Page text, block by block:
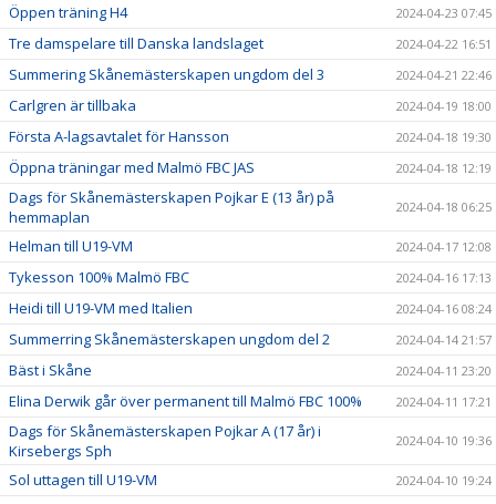
Öppen träning H4 2024-04-23 07:45
Tre damspelare till Danska landslaget 2024-04-22 16:51
Summering Skånemästerskapen ungdom del 3 2024-04-21 22:46
Carlgren är tillbaka 2024-04-19 18:00
Första A-lagsavtalet för Hansson 2024-04-18 19:30
Öppna träningar med Malmö FBC JAS 2024-04-18 12:19
Dags för Skånemästerskapen Pojkar E (13 år) på
hemmaplan
2024-04-18 06:25
Helman till U19-VM 2024-04-17 12:08
Tykesson 100% Malmö FBC 2024-04-16 17:13
Heidi till U19-VM med Italien 2024-04-16 08:24
Summerring Skånemästerskapen ungdom del 2 2024-04-14 21:57
Bäst i Skåne 2024-04-11 23:20
Elina Derwik går över permanent till Malmö FBC 100% 2024-04-11 17:21
Dags för Skånemästerskapen Pojkar A (17 år) i
Kirsebergs Sph
2024-04-10 19:36
Sol uttagen till U19-VM 2024-04-10 19:24